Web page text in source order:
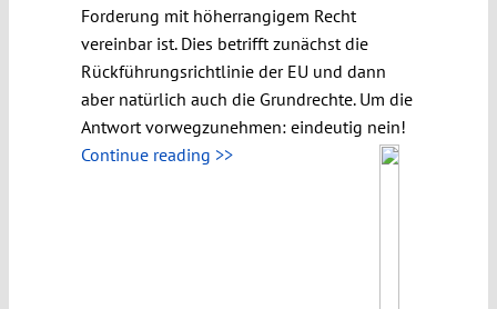
Forderung mit höherrangigem Recht
vereinbar ist. Dies betrifft zunächst die
Rückführungsrichtlinie der EU und dann
aber natürlich auch die Grundrechte. Um die
Antwort vorwegzunehmen: eindeutig nein!
Continue reading >>